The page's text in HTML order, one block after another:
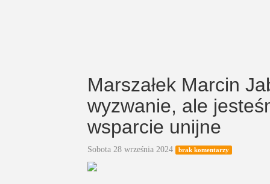
Marszałek Marcin
wyzwanie, ale
wsparcie unijne
Sobota 28 września 2024 brak komentarzy